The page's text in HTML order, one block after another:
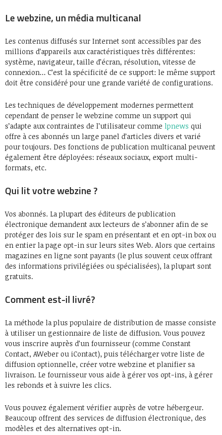
Le webzine, un média multicanal
Les contenus diffusés sur Internet sont accessibles par des
millions d’appareils aux caractéristiques très différentes:
système, navigateur, taille d’écran, résolution, vitesse de
connexion… C’est la spécificité de ce support: le même support
doit être considéré pour une grande variété de configurations.
Les techniques de développement modernes permettent
cependant de penser le webzine comme un support qui
s’adapte aux contraintes de l’utilisateur comme lpnews qui
offre à ces abonnés un large panel d’articles divers et varié
pour toujours. Des fonctions de publication multicanal peuvent
également être déployées: réseaux sociaux, export multi-
formats, etc.
Qui lit votre webzine ?
Vos abonnés. La plupart des éditeurs de publication
électronique demandent aux lecteurs de s’abonner afin de se
protéger des lois sur le spam en présentant et en opt-in box ou
en entier la page opt-in sur leurs sites Web. Alors que certains
magazines en ligne sont payants (le plus souvent ceux offrant
des informations privilégiées ou spécialisées), la plupart sont
gratuits.
Comment est-il livré?
La méthode la plus populaire de distribution de masse consiste
à utiliser un gestionnaire de liste de diffusion. Vous pouvez
vous inscrire auprès d’un fournisseur (comme Constant
Contact, AWeber ou iContact), puis télécharger votre liste de
diffusion optionnelle, créer votre webzine et planifier sa
livraison. Le fournisseur vous aide à gérer vos opt-ins, à gérer
les rebonds et à suivre les clics.
Vous pouvez également vérifier auprès de votre hébergeur.
Beaucoup offrent des services de diffusion électronique, des
modèles et des alternatives opt-in.